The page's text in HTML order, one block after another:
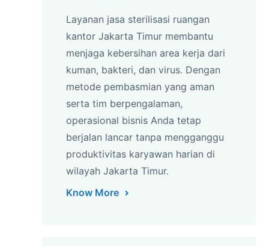
Layanan jasa sterilisasi ruangan
kantor Jakarta Timur membantu
menjaga kebersihan area kerja dari
kuman, bakteri, dan virus. Dengan
metode pembasmian yang aman
serta tim berpengalaman,
operasional bisnis Anda tetap
berjalan lancar tanpa mengganggu
produktivitas karyawan harian di
wilayah Jakarta Timur.
Know More